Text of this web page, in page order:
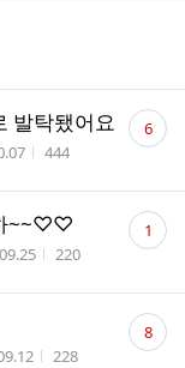
발탁됐어요
간 조회수
444
댓
글 6
~~♡♡
시간 조회수
220
댓
글 1
시간 조회수
228
댓
글 8